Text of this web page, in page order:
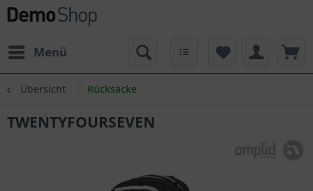
Menü
Übersicht Rücksäcke
TWENTYFOURSEVEN